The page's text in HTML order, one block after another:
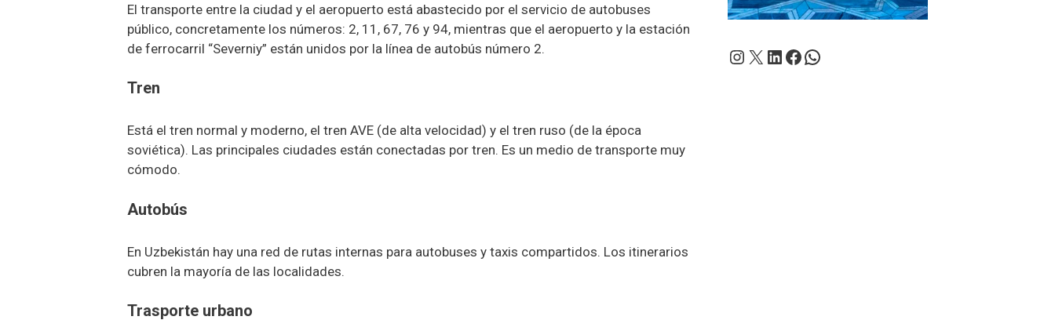
El transporte entre la ciudad y el aeropuerto está abastecido por el servicio de autobuses
público, concretamente los números: 2, 11, 67, 76 y 94, mientras que el aeropuerto y la estación
de ferrocarril “Severniy” están unidos por la línea de autobús número 2.
Tren
Está el tren normal y moderno, el tren AVE (de alta velocidad) y el tren ruso (de la época
soviética). Las principales ciudades están conectadas por tren. Es un medio de transporte muy
cómodo.
Autobús
En Uzbekistán hay una red de rutas internas para autobuses y taxis compartidos. Los itinerarios
cubren la mayoría de las localidades.
Trasporte urbano
Instagram
X LinkedIn
Facebook
WhatsApp